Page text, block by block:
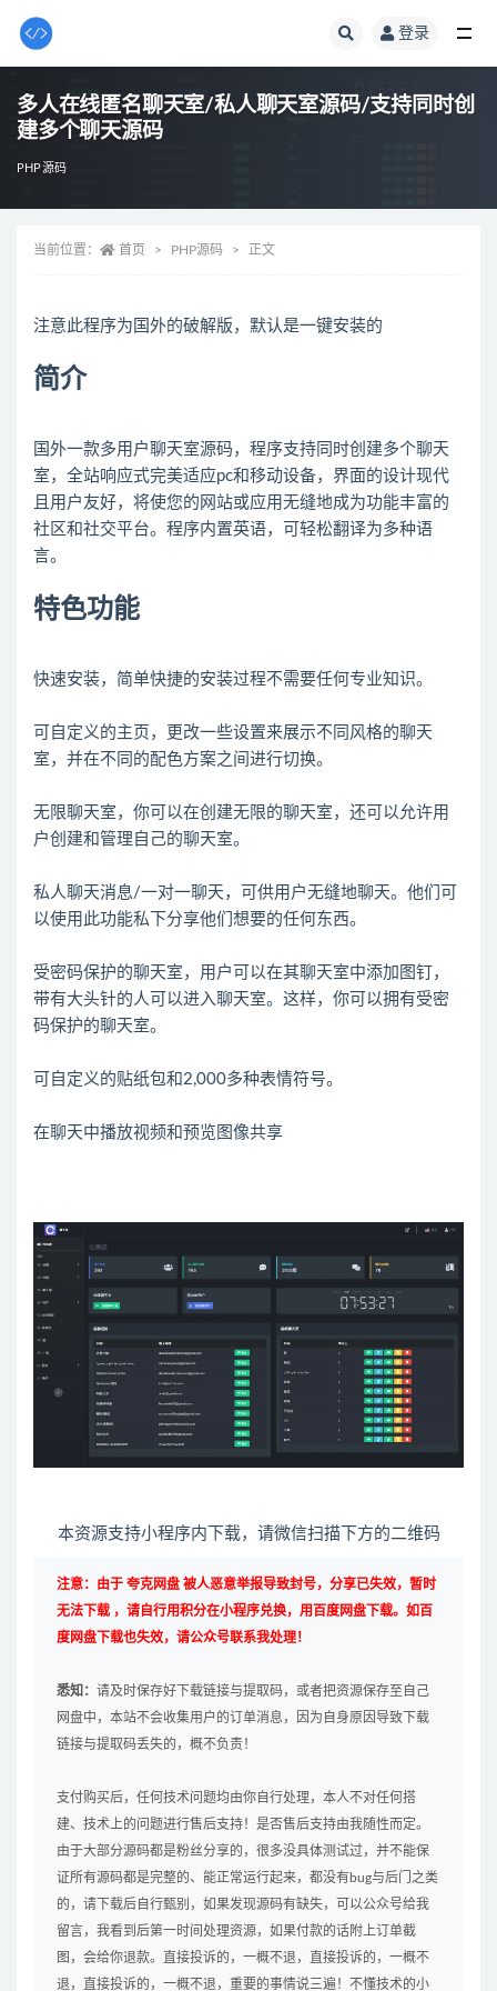
登录
多人在线匿名聊天室/私人聊天室源码/支持同时创
建多个聊天源码
PHP源码
当前位置： 首页 PHP源码 正文
简介
国外一款多用户聊天室源码，程序支持同时创建多个聊天
室，全站响应式完美适应pc和移动设备，界面的设计现代
且用户友好，将使您的网站或应用无缝地成为功能丰富的
社区和社交平台。程序内置英语，可轻松翻译为多种语
特色功能
快速安装，简单快捷的安装过程不需要任何专业知识。
可自定义的主页，更改一些设置来展示不同风格的聊天
室，并在不同的配色方案之间进行切换。
无限聊天室，你可以在创建无限的聊天室，还可以允许用
户创建和管理自己的聊天室。
私人聊天消息/一对一聊天，可供用户无缝地聊天。他们可
以使用此功能私下分享他们想要的任何东西。
受密码保护的聊天室，用户可以在其聊天室中添加图钉，
带有大头针的人可以进入聊天室。这样，你可以拥有受密
码保护的聊天室。
可自定义的贴纸包和2,000多种表情符号。
在聊天中播放视频和预览图像共享
本资源支持小程序内下载，请微信扫描下方的二维码
注意：由于 夸克网盘 被人恶意举报导致封号，分享已失效，暂时
无法下载 ，请自行用积分在小程序兑换，用百度网盘下载。如百
度网盘下载也失效，请公众号联系我处理！
悉知： 请及时保存好下载链接与提取码，或者把资源保存至自己
网盘中，本站不会收集用户的订单消息，因为自身原因导致下载
链接与提取码丢失的，概不负责！
支付购买后，任何技术问题均由你自行处理，本人不对任何搭
建、技术上的问题进行售后支持！是否售后支持由我随性而定。
由于大部分源码都是粉丝分享的，很多没具体测试过，并不能保
证所有源码都是完整的、能正常运行起来，都没有bug与后门之类
的，请下载后自行甄别，如果发现源码有缺失，可以公众号给我
留言，我看到后第一时间处理资源，如果付款的话附上订单截
图，会给你退款。直接投诉的，一概不退，直接投诉的，一概不
退，直接投诉的，一概不退，重要的事情说三遍！不懂技术的小